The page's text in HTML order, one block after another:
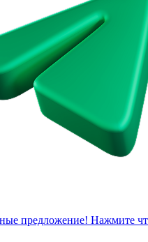
предложение! Нажмите